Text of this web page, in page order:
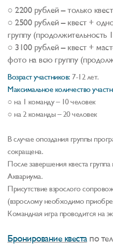
○ 2200 рублей – только
○ 2500 рублей – квест +
группу (продолжительность
○ 3100 рублей – квест +
фото на всю группу
Возраст участников: 7-12 лет.
Максимальное количество
○ на 1 команду – 10 человек
○ на 2 команды – 20 человек
В случае опоздания группы
сокращена.
После завершения квеста
Аквариума.
Присутствие взрослого
(взрослому необходимо
Командная игра проводится на
Бронирование квестапо